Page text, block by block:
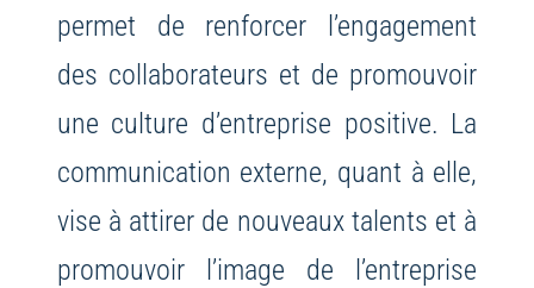
permet de renforcer l’engagement
des collaborateurs et de promouvoir
une culture d’entreprise positive. La
communication externe, quant à elle,
vise à attirer de nouveaux talents et à
promouvoir l’image de l’entreprise